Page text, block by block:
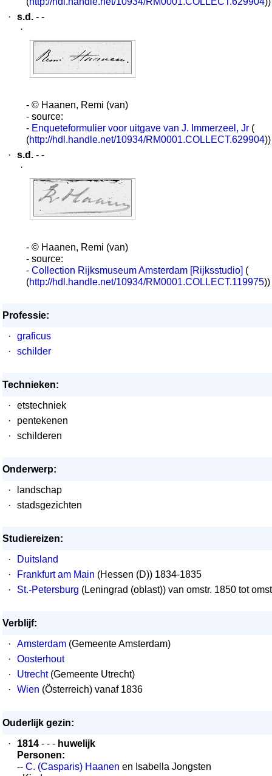
·
s.d. - -
·
- © Haanen, Remi (van)
- source:
- Enqueteformulier voor uitgave van J. Immerzeel, Jr (
(http://hdl.handle.net/10934/RM0001.COLLECT.629904))
·
s.d. - -
·
- © Haanen, Remi (van)
- source:
- Collection Rijksmuseum Amsterdam [Rijksstudio] (
(http://hdl.handle.net/10934/RM0001.COLLECT.119975))
Professie:
·
graficus
·
schilder
Technieken:
·
etstechniek
·
pentekenen
·
schilderen
Onderwerp:
·
landschap
·
stadsgezichten
Studiereizen:
·
Duitsland
·
Frankfurt am Main (Hessen (D)) 1834-1835
·
St.-Petersburg (Leningrad (oblast)) van omstr. 1850 tot
Verblijf:
·
Amsterdam (Gemeente Amsterdam)
·
Oosterhout
·
Utrecht(Gemeente Utrecht)
·
Wien (Österreich) vanaf 1836
Ouderlijk gezin:
·
1814 - - - huwelijk
Personen:
-- C. (Casparis) Haanen en Isabella Jongsten